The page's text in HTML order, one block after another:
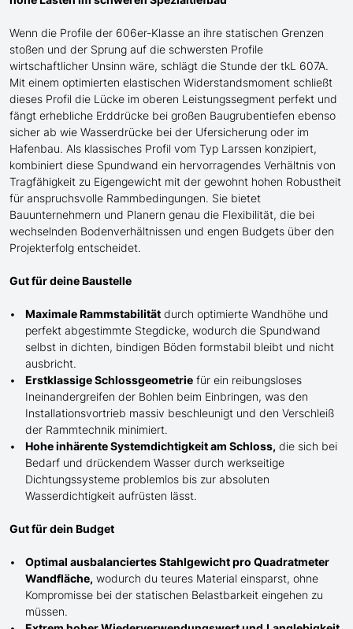
Wenn die Profile der 606er-Klasse an ihre statischen Grenzen
stoßen und der Sprung auf die schwersten Profile
wirtschaftlicher Unsinn wäre, schlägt die Stunde der tkL 607A.
Mit einem optimierten elastischen Widerstandsmoment schließt
dieses Profil die Lücke im oberen Leistungssegment perfekt und
fängt erhebliche Erddrücke bei großen Baugrubentiefen ebenso
sicher ab wie Wasserdrücke bei der Ufersicherung oder im
Hafenbau. Als klassisches Profil vom Typ Larssen konzipiert,
kombiniert diese Spundwand ein hervorragendes Verhältnis von
Tragfähigkeit zu Eigengewicht mit der gewohnt hohen Robustheit
für anspruchsvolle Rammbedingungen. Sie bietet
Bauunternehmern und Planern genau die Flexibilität, die bei
wechselnden Bodenverhältnissen und engen Budgets über den
Projekterfolg entscheidet.
Gut für deine Baustelle
Maximale Rammstabilität durch optimierte Wandhöhe und
perfekt abgestimmte Stegdicke, wodurch die Spundwand
selbst in dichten, bindigen Böden formstabil bleibt und nicht
ausbricht.
Erstklassige Schlossgeometrie für ein reibungsloses
Ineinandergreifen der Bohlen beim Einbringen, was den
Installationsvortrieb massiv beschleunigt und den Verschleiß
der Rammtechnik minimiert.
Hohe inhärente Systemdichtigkeit am Schloss, die sich bei
Bedarf und drückendem Wasser durch werkseitige
Dichtungssysteme problemlos bis zur absoluten
Wasserdichtigkeit aufrüsten lässt.
Gut für dein Budget
Optimal ausbalanciertes Stahlgewicht pro Quadratmeter
Wandfläche, wodurch du teures Material einsparst, ohne
Kompromisse bei der statischen Belastbarkeit eingehen zu
müssen.